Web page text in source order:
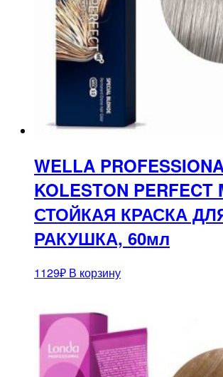
WELLA
KOLESTON PERFECT
СТОЙКАЯ КРАСКА
РАКУШКА, 60мл
1129₽ В корзину